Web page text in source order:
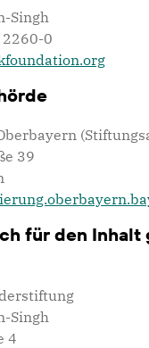
Singh
2260-0
39
für den Inhalt
Singh
4